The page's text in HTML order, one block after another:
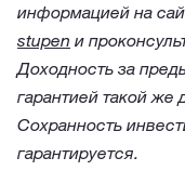
информацией на
stupen и
Доходность за
гарантией такой
Сохранность
гарантируется.